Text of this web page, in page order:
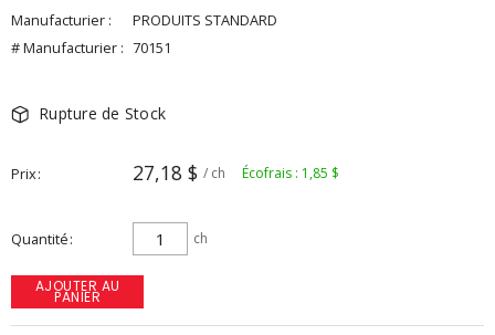
Manufacturier :
PRODUITS STANDARD
# Manufacturier : 70151
Rupture de Stock
Prix 27,18 $ / ch Écofrais : 1,85 $
Quantité ch
AJOUTER AU
PANIER